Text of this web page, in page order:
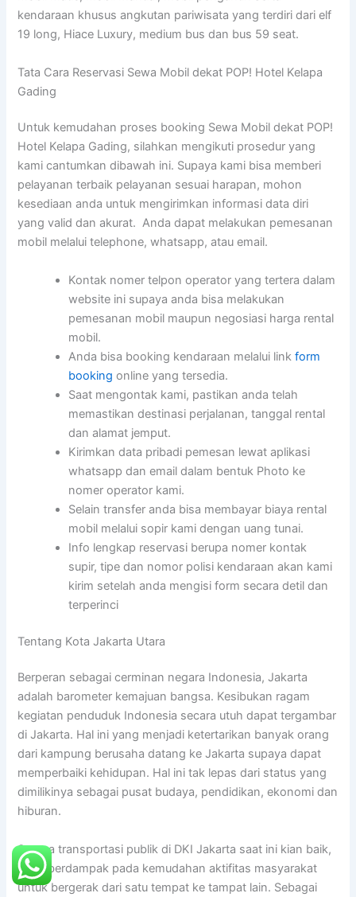
kendaraan khusus angkutan pariwisata yang terdiri dari elf
19 long, Hiace Luxury, medium bus dan bus 59 seat.
Tata Cara Reservasi Sewa Mobil dekat POP! Hotel Kelapa
Gading
Untuk kemudahan proses booking Sewa Mobil dekat POP!
Hotel Kelapa Gading, silahkan mengikuti prosedur yang
kami cantumkan dibawah ini. Supaya kami bisa memberi
pelayanan terbaik pelayanan sesuai harapan, mohon
kesediaan anda untuk mengirimkan informasi data diri
yang valid dan akurat. Anda dapat melakukan pemesanan
mobil melalui telephone, whatsapp, atau email.
Kontak nomer telpon operator yang tertera dalam
website ini supaya anda bisa melakukan
pemesanan mobil maupun negosiasi harga rental
mobil.
Anda bisa booking kendaraan melalui linkform
booking online yang tersedia.
Saat mengontak kami, pastikan anda telah
memastikan destinasi perjalanan, tanggal rental
dan alamat jemput.
Kirimkan data pribadi pemesan lewat aplikasi
whatsapp dan email dalam bentuk Photo ke
nomer operator kami.
Selain transfer anda bisa membayar biaya rental
mobil melalui sopir kami dengan uang tunai.
Info lengkap reservasi berupa nomer kontak
supir, tipe dan nomor polisi kendaraan akan kami
kirim setelah anda mengisi form secara detil dan
terperinci
Tentang Kota Jakarta Utara
Berperan sebagai cerminan negara Indonesia, Jakarta
adalah barometer kemajuan bangsa. Kesibukan ragam
kegiatan penduduk Indonesia secara utuh dapat tergambar
di Jakarta. Hal ini yang menjadi ketertarikan banyak orang
dari kampung berusaha datang ke Jakarta supaya dapat
memperbaiki kehidupan. Hal ini tak lepas dari status yang
dimilikinya sebagai pusat budaya, pendidikan, ekonomi dan
hiburan.
Sarana transportasi publik di DKI Jakarta saat ini kian baik,
yang berdampak pada kemudahan aktifitas masyarakat
untuk bergerak dari satu tempat ke tampat lain. Sebagai